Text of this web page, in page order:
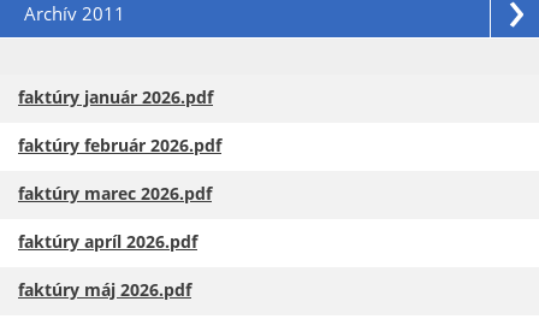
Archív 2011
faktúry január 2026.pdf
faktúry február 2026.pdf
faktúry marec 2026.pdf
faktúry apríl 2026.pdf
faktúry máj 2026.pdf